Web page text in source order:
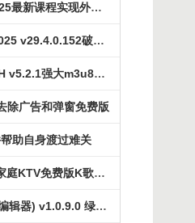
帮你成为外贸高手2025最新课程实现外贸创业
Adobe Illustrator 2025 v29.4.0.152破解版AI2025
M3u8Downloader_H v5.2.1强大m3u8下载器
除广告和弹窗免费版
助自身渡过难关
随畅KTV3.24.09.03家庭KTV免费版K歌神器
MusicTag(音乐标签编辑器) v1.0.9.0 绿色版